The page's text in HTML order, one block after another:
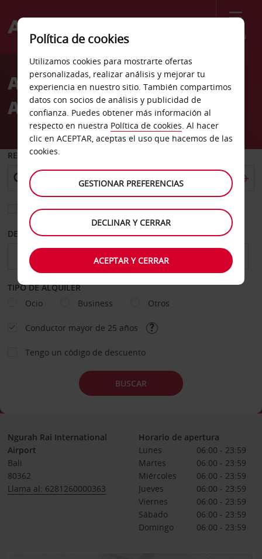
Menú
Welcome
AvisAlquiler de coches
Aeropuerto de Bali
RECOGER EN
Elegir otra oficina de devolución
DESDE HASTA
TIPO DE ALQUILER
Ocio
Business Otros
Conductor mayor de 25 años
Tengo un código de descuento
BUSCAR
Ngurah Rai International
Airport
Bali
80362
Llama al: 6281260000363
Horario de apertura
Lunes
06:00 - 23:59
Martes
06:00 - 23:59
Miércoles
06:00 - 23:59
Jueves
06:00 - 23:59
Viernes
06:00 - 23:59
Sábado
06:00 - 23:59
Domingo
06:00 - 23:59
Política de cookies
Utilizamos cookies para mostrarte ofertas
personalizadas, realizar análisis y mejorar tu
experiencia en nuestro sitio. También compartimos
datos con socios de análisis y publicidad de
confianza. Puedes obtener más información al
respecto en nuestra Política de cookies. Al hacer
clic en ACEPTAR, aceptas el uso que hacemos de las
cookies.
GESTIONAR PREFERENCIAS
DECLINAR Y CERRAR
ACEPTAR Y CERRAR